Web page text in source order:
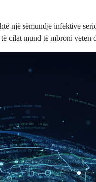
një sëmundje infektive
cilat mund të mbroni veten